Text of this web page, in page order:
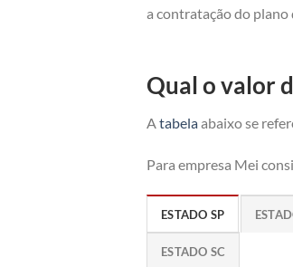
a contratação do plano
Qual o valor
Atabelaabaixo se
Para empresa Mei
ESTADO SP
ESTADO SC